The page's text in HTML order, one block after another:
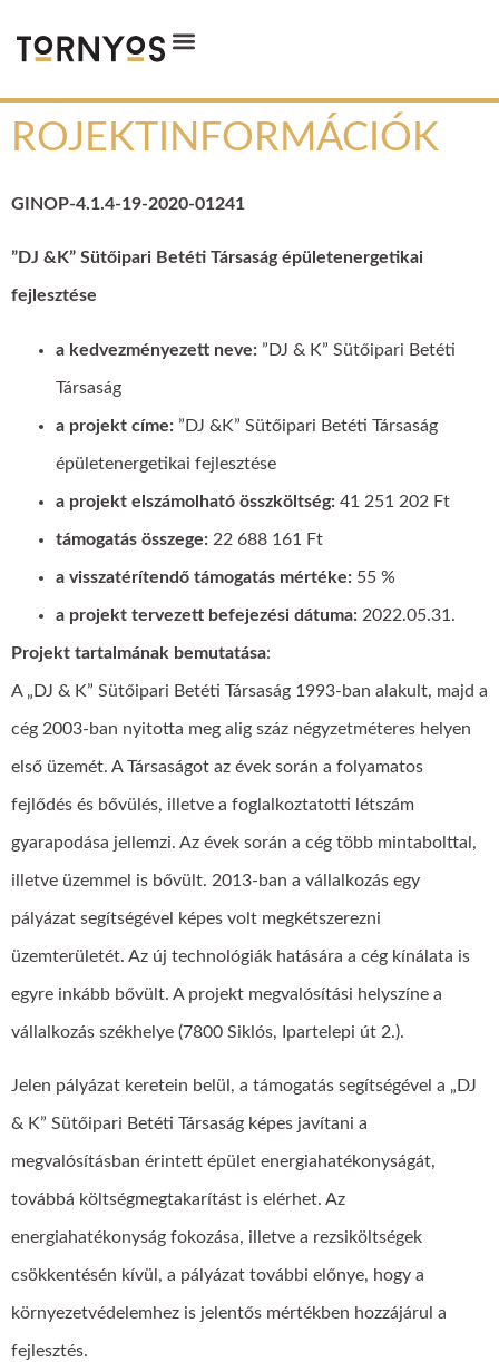
ROJEKTINFORMÁCIÓK
GINOP-4.1.4-19-2020-01241
”DJ &K” Sütőipari Betéti Társaság épületenergetikai
fejlesztése
a kedvezményezett neve: ”DJ & K” Sütőipari Betéti
Társaság
a projekt címe: ”DJ &K” Sütőipari Betéti Társaság
épületenergetikai fejlesztése
a projekt elszámolható összköltség: 41 251 202 Ft
támogatás összege: 22 688 161 Ft
a visszatérítendő támogatás mértéke: 55 %
a projekt tervezett befejezési dátuma: 2022.05.31.
Projekt tartalmának bemutatása:
A „DJ & K” Sütőipari Betéti Társaság 1993-ban alakult, majd a
cég 2003-ban nyitotta meg alig száz négyzetméteres helyen
első üzemét. A Társaságot az évek során a folyamatos
fejlődés és bővülés, illetve a foglalkoztatotti létszám
gyarapodása jellemzi. Az évek során a cég több mintabolttal,
illetve üzemmel is bővült. 2013-ban a vállalkozás egy
pályázat segítségével képes volt megkétszerezni
üzemterületét. Az új technológiák hatására a cég kínálata is
egyre inkább bővült. A projekt megvalósítási helyszíne a
vállalkozás székhelye (7800 Siklós, Ipartelepi út 2.).
Jelen pályázat keretein belül, a támogatás segítségével a „DJ
& K” Sütőipari Betéti Társaság képes javítani a
megvalósításban érintett épület energiahatékonyságát,
továbbá költségmegtakarítást is elérhet. Az
energiahatékonyság fokozása, illetve a rezsiköltségek
csökkentésén kívül, a pályázat további előnye, hogy a
környezetvédelemhez is jelentős mértékben hozzájárul a
fejlesztés.